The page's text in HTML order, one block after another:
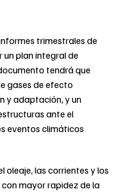
trimestrales de
plan integral de
tendrá que
gases de efecto
y adaptación, y un
ante el
eventos climáticos
oleaje, las corrientes y los
mayor rapidez de la